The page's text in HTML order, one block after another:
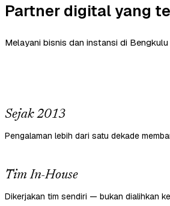
Partner digital yang
Melayani bisnis dan instansi di
Sejak 2013
Pengalaman lebih dari satu dekade
Tim In-House
Dikerjakan tim sendiri — bukan dialihkan